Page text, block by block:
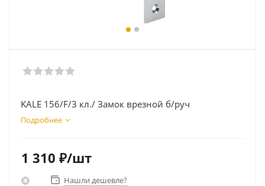
KALE 156/F/3 кл./ Замок врезной б/руч
Подробнее
1 310 ₽/шт
Нашли дешевле?